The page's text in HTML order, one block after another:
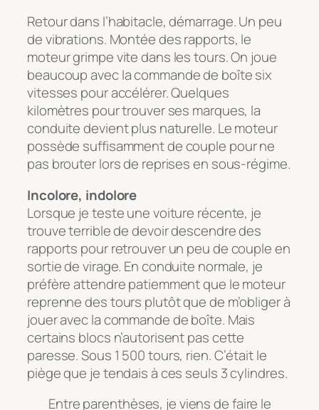
Retour dans l’habitacle, démarrage. Un peu
de vibrations. Montée des rapports, le
moteur grimpe vite dans les tours. On joue
beaucoup avec la commande de boîte six
vitesses pour accélérer. Quelques
kilomètres pour trouver ses marques, la
conduite devient plus naturelle. Le moteur
possède suffisamment de couple pour ne
pas brouter lors de reprises en sous-régime.
Incolore, indolore
Lorsque je teste une voiture récente, je
trouve terrible de devoir descendre des
rapports pour retrouver un peu de couple en
sortie de virage. En conduite normale, je
préfère attendre patiemment que le moteur
reprenne des tours plutôt que de m’obliger à
jouer avec la commande de boîte. Mais
certains blocs n’autorisent pas cette
paresse. Sous 1 500 tours, rien. C’était le
piège que je tendais à ces seuls 3 cylindres.
Entre parenthèses, je viens de faire le